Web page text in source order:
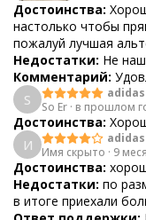
Достоинства:
настолько чтобы
пожалуй лучшая
Недостатки: Не
Комментарий:
S
adidas
So Er · в прошлом
Достоинства:
И
Имя скрыто · 9
Достоинства:
Недостатки: по
в итоге приехали